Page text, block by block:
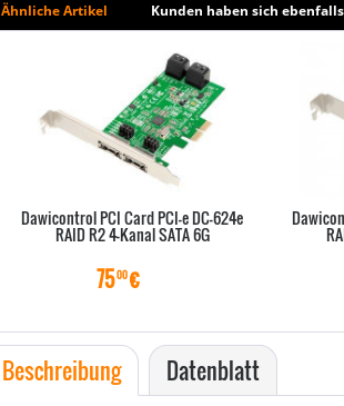
Ähnliche Artikel Kunden haben sich
Dawicontrol PCI Card PCI-e DC-624e
RAID R2 4-Kanal SATA 6G
7500€
Beschreibung Datenblatt